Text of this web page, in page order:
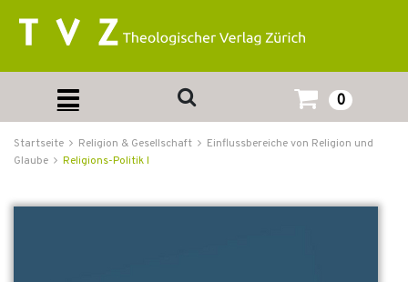
0
Startseite Religion & Gesellschaft
Einflussbereiche von Religion und
Glaube
Religions-Politik I